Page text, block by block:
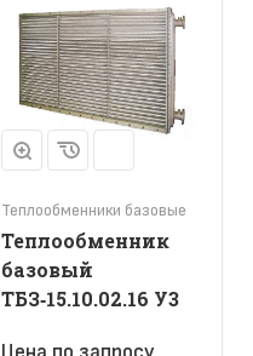
Теплообменники базовые
Теплообменник
базовый
ТБЗ‑15.10.02.16 У3